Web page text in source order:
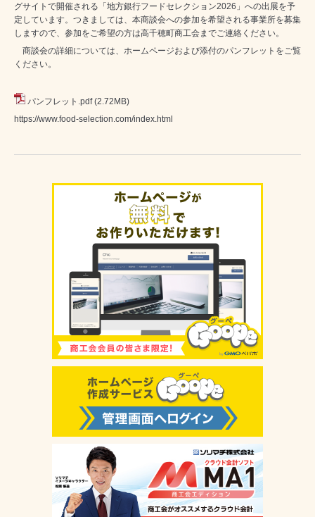
グサイトで開催される「地方銀行フードセレクション2026」への出展を予
定しています。つきましては、本商談会への参加を希望される事業所を募集
しますので、参加をご希望の方は高千穂町商工会までご連絡ください。
商談会の詳細については、ホームページおよび添付のパンフレットをご覧
ください。
パンフレット.pdf (2.72MB)
https://www.food-selection.com/index.html